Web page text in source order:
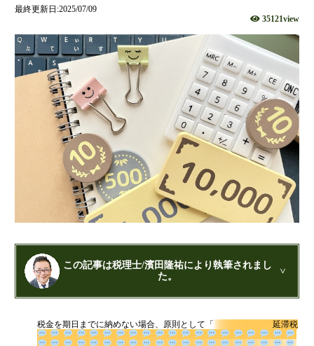
NPO法人設立
当事務所に依頼するメリット
経営革新計画取得支援
経営革新計画の内容
計画を立てることで見えてくるもの
承認のメリット
承認要件
留意事項
当税理士法人のサービス
資金調達支援
融資による資金調達について
金融機関の融資のポイント
融資を受けやすくする経営
金融機関から調達するメリットとデメリット
VCによる資金調達
最終更新日:2025/07/09
35121view
この記事は税理士/濱田隆祐により執筆されまし
た。
はまだ税理士法人 の代表税理士
近畿税理士会 神戸支部：登録番号121899
税金を期日までに納めない場合、原則として「 延滞税